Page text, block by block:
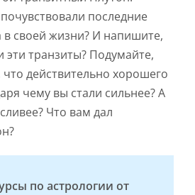
последние
в своей жизни? И напишите,
эти транзиты? Подумайте,
действительно хорошего
чему вы стали сильнее? А
Что вам дал
по астрологии от